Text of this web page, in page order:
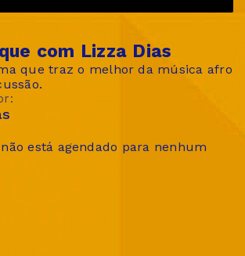
com Lizza Dias
que traz o melhor da música afro
está agendado para nenhum